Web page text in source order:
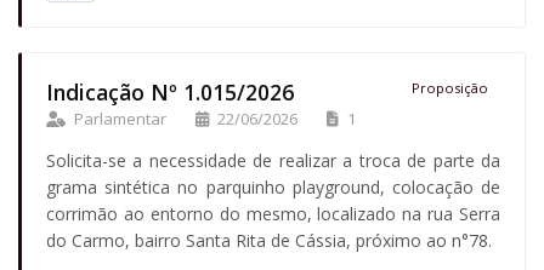
Indicação Nº 1.015/2026 Proposição
Parlamentar 22/06/2026 1
Solicita-se a necessidade de realizar a troca de parte da
grama sintética no parquinho playground, colocação de
corrimão ao entorno do mesmo, localizado na rua Serra
do Carmo, bairro Santa Rita de Cássia, próximo ao n°78.